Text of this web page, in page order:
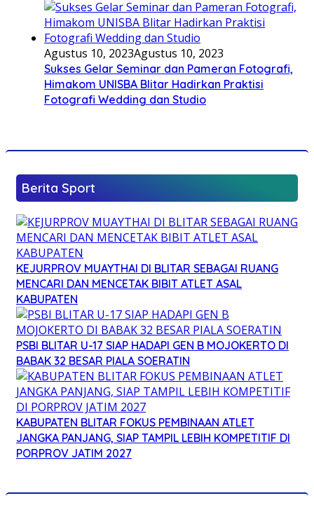
Agustus 10, 2023Agustus 10, 2023
Sukses Gelar Seminar dan Pameran Fotografi,
Himakom UNISBA Blitar Hadirkan Praktisi
Fotografi Wedding dan Studio
Berita Sport
KEJURPROV MUAYTHAI DI BLITAR SEBAGAI RUANG
MENCARI DAN MENCETAK BIBIT ATLET ASAL
KABUPATEN
PSBI BLITAR U-17 SIAP HADAPI GEN B MOJOKERTO DI
BABAK 32 BESAR PIALA SOERATIN
KABUPATEN BLITAR FOKUS PEMBINAAN ATLET
JANGKA PANJANG, SIAP TAMPIL LEBIH KOMPETITIF DI
PORPROV JATIM 2027